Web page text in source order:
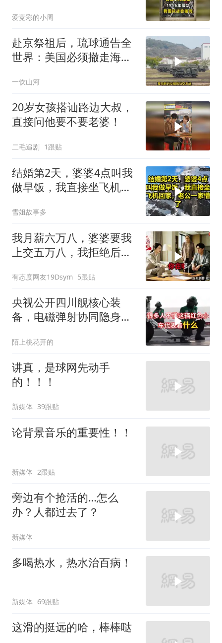
爱竞彩的小周
赴京祭祖后，琉球通告全
世界：美国必须撤走海马
一饮山河
20岁女孩搭讪路边大叔，
直接问他要不要老婆！
二毛追剧 1跟贴
结婚第2天，婆婆4点叫我
做早饭，我直接坐飞机回
雪姐故事多
我月薪六万八，婆婆要我
上交五万八，我拒绝后她
离婚
有态度网友19Dsym 5跟贴
央视公开四川舰核心装
备，电磁弹射协同隐身无
陌上桃花开的
讲真，是球网先动手
的！！！
新媒体 39跟贴
论背景音乐的重要性！！
新媒体 2跟贴
旁边有个抢活的…怎么
办？人都过去了？
新媒体
多喝热水，热水治百病！
新媒体 69跟贴
这滑的挺远的哈，棒棒哒